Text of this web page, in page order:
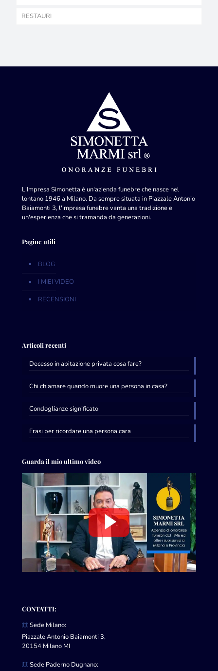
RESTAURI
L'Impresa Simonetta è un'azienda funebre che nasce nel
lontano 1946 a Milano. Da sempre situata in Piazzale Antonio
Baiamonti 3, l'impresa funebre vanta una tradizione e
un'esperienza che si tramanda da generazioni.
Pagine utili
BLOG
I MIEI VIDEO
RECENSIONI
Articoli recenti
Decesso in abitazione privata cosa fare?
Chi chiamare quando muore una persona in casa?
Condoglianze significato
Frasi per ricordare una persona cara
Guarda il mio ultimo video
CONTATTI:
Sede Milano:
Piazzale Antonio Baiamonti 3,
20154 Milano MI
Sede Paderno Dugnano: